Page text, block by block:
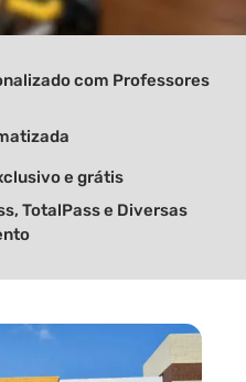
com Professores
e grátis
TotalPass e Diversas